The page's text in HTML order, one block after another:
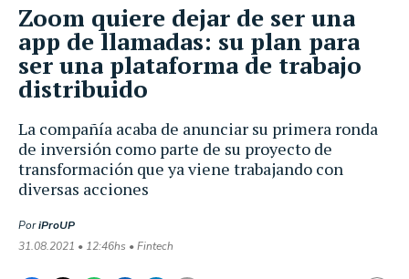
La compañía acaba de anunciar su primera ronda
de inversión como parte de su proyecto de
transformación que ya viene trabajando con
diversas acciones
PoriProUP
31.08.2021 • 12:46hs • Fintech
Zoom quiere dejar de ser una
app de llamadas: su plan para
ser una plataforma de trabajo
distribuido